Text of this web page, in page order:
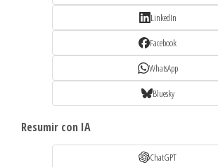
LinkedIn
Facebook
WhatsApp
Bluesky
Resumir con IA
ChatGPT